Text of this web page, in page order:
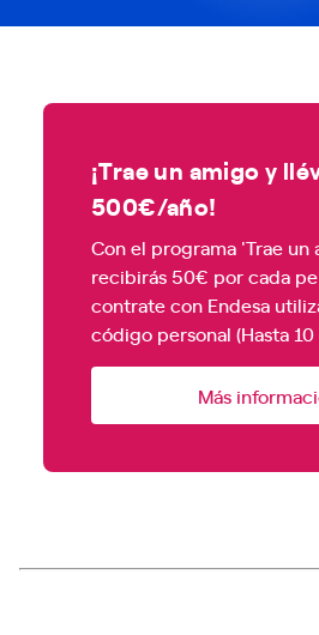
¡Trae un amigo y
500€/año!
Con el programa 'Trae un
recibirás 50€ por cada
contrate con Endesa
código personal (Hasta 10
Más